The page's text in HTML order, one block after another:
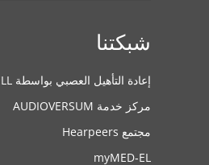
شبكتنا
إعادة التأهيل العصبي بواسطة STIWELL
مركز خدمة AUDIOVERSUM
مجتمع Hearpeers
myMED‑EL